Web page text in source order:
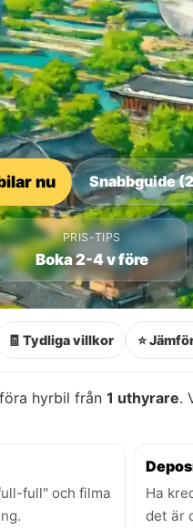
nu Snabbguide
PRIS-TIPS
Boka 2-4 v före
🧾 Tydliga villkor ⭐
hyrbil från 1 uthyrare.
full" och filma
Ha
det är